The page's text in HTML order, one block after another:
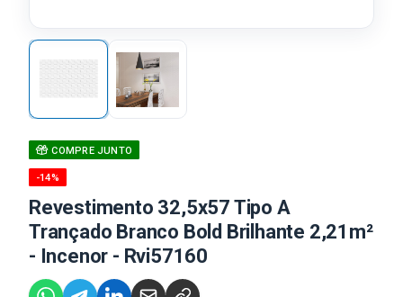
COMPRE JUNTO
-14%
Revestimento 32,5x57 Tipo A
Trançado Branco Bold Brilhante 2,21m²
- Incenor - Rvi57160